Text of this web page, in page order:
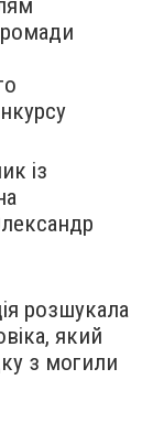
із
розшукала
який
з могили